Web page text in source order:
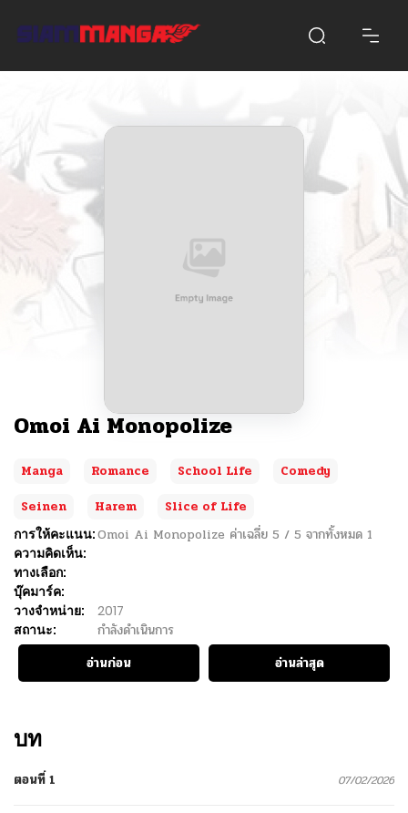
Omoi Ai Monopolize
Manga Romance School Life
Comedy
Seinen
Harem
Slice of Life
การให้คะแนน:Omoi Ai Monopolize ค่าเฉลี่ย 5 / 5 จากทั้งหมด 1
ความคิดเห็น:
ทางเลือก:
บุ๊คมาร์ค:
วางจำหน่าย:
2017
สถานะ:
กำลังดำเนินการ
อ่านก่อน
อ่านล่าสุด
บท
ตอนที่ 1 07/02/2026